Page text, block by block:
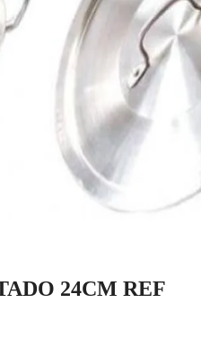
24CM REF